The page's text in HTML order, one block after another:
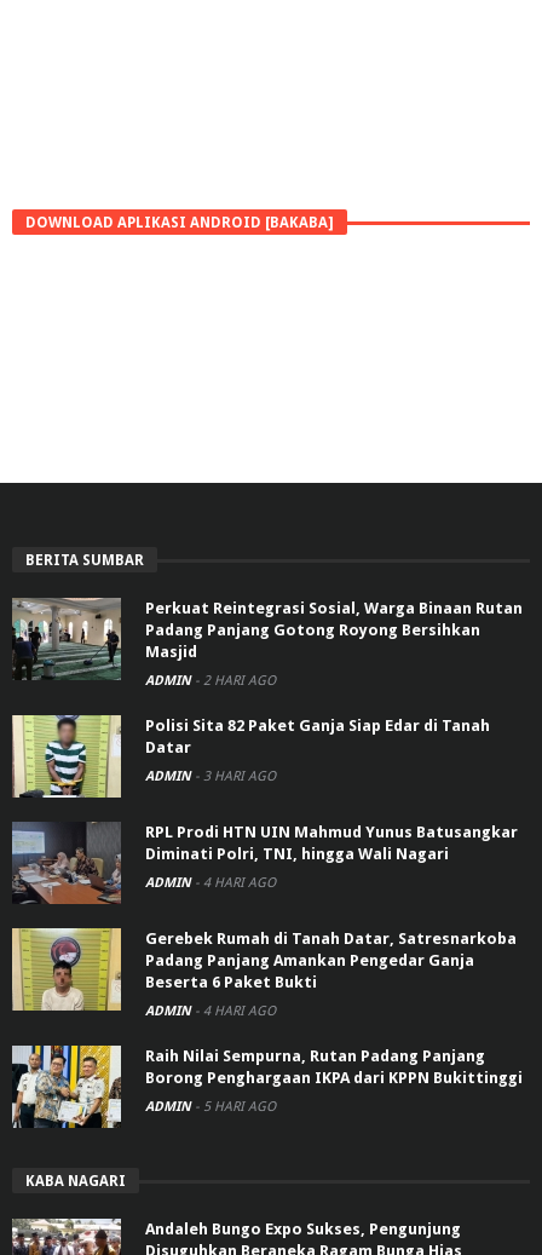
DOWNLOAD APLIKASI ANDROID [BAKABA]
BERITA SUMBAR
Perkuat Reintegrasi Sosial, Warga Binaan Rutan
Padang Panjang Gotong Royong Bersihkan
Masjid
ADMIN - 2 HARI AGO
Polisi Sita 82 Paket Ganja Siap Edar di Tanah
Datar
ADMIN - 3 HARI AGO
RPL Prodi HTN UIN Mahmud Yunus Batusangkar
Diminati Polri, TNI, hingga Wali Nagari
ADMIN - 4 HARI AGO
Gerebek Rumah di Tanah Datar, Satresnarkoba
Padang Panjang Amankan Pengedar Ganja
Beserta 6 Paket Bukti
ADMIN - 4 HARI AGO
Raih Nilai Sempurna, Rutan Padang Panjang
Borong Penghargaan IKPA dari KPPN Bukittinggi
ADMIN - 5 HARI AGO
KABA NAGARI
Andaleh Bungo Expo Sukses, Pengunjung
Disuguhkan Beraneka Ragam Bunga Hias